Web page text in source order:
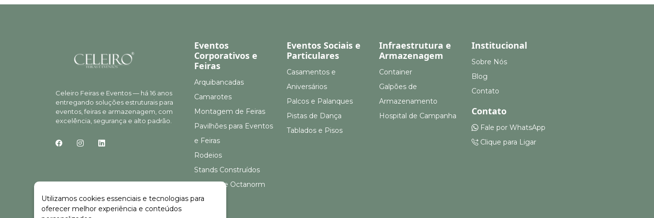
Celeiro Feiras e Eventos — há 16 anos
entregando soluções estruturais para
eventos, feiras e armazenagem, com
excelência, segurança e alto padrão.
Eventos
Corporativos e
Feiras
Arquibancadas
Camarotes
Montagem de Feiras
Pavilhões para Eventos
e Feiras
Rodeios
Stands Construídos
Stands de Octanorm
Eventos Sociais e
Particulares
Casamentos e
Aniversários
Palcos e Palanques
Pistas de Dança
Tablados e Pisos
Infraestrutura e
Armazenagem
Container
Galpões de
Armazenamento
Hospital de Campanha
Institucional
Sobre Nós
Blog
Contato
Contato
Fale por WhatsApp
Clique para Ligar
Utilizamos cookies essenciais e tecnologias para
oferecer melhor experiência e conteúdos